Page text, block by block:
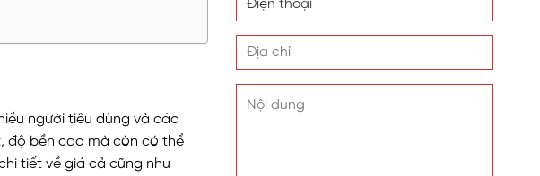
người tiêu dùng và các
độ bền cao mà còn có thể
tiết về giá cả cũng như